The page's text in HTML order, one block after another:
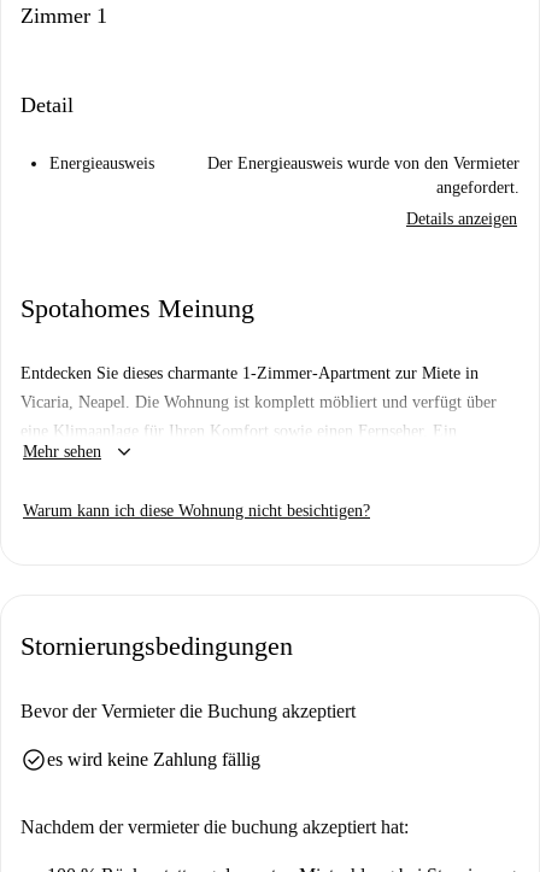
Zimmer 1
Detail
Energieausweis
Der Energieausweis wurde von den Vermieter
angefordert.
Details anzeigen
Spotahomes Meinung
Entdecken Sie dieses charmante 1-Zimmer-Apartment zur Miete in
Vicaria, Neapel. Die Wohnung ist komplett möbliert und verfügt über
eine Klimaanlage für Ihren Komfort sowie einen Fernseher. Ein
Backofen ist ebenfalls vorhanden und erleichtert Ihnen die Zubereitung
Wohnung nicht gestattet sind.
zahlreiche Restaurants wie È Scugnizzi, Wall Street, La Locanda della
und der vielfältigen Gastronomie in der Umgebung genießen Sie die
Mehr sehen keyboard_arrow_down
Warum kann ich diese Wohnung nicht besichtigen?
Stornierungsbedingungen
Bevor der Vermieter die Buchung akzeptiert
check_circlees wird keine Zahlung fällig
Nachdem der vermieter die buchung akzeptiert hat: